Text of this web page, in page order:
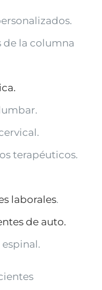
de la columna
terapéuticos.
laborales.
de auto.